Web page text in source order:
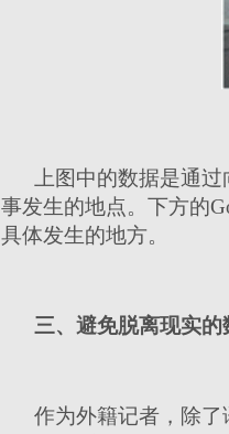
上图中的数据是通
事发生的地点。下方的
具体发生的地方。
三、避免脱离现实的
作为外籍记者，除